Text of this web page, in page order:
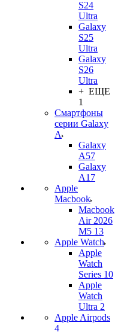
S24
Ultra
Galaxy
S25
Ultra
Galaxy
S26
Ultra
+ ЕЩЕ
1
Смартфоны
серии Galaxy
A
Galaxy
A57
Galaxy
A17
Apple
Macbook
Macbook
Air 2026
M5 13
Apple Watch
Apple
Watch
Series 10
Apple
Watch
Ultra 2
Apple Airpods
4